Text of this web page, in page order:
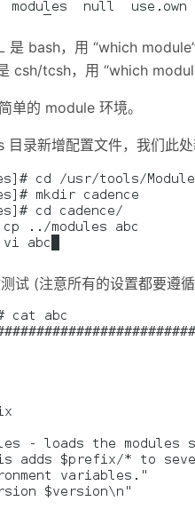
是 bash，用 “which
csh/tcsh，用 “which
单的 module 环境。
录新增配置文件，我们此
试 (注意所有的设置都要遵